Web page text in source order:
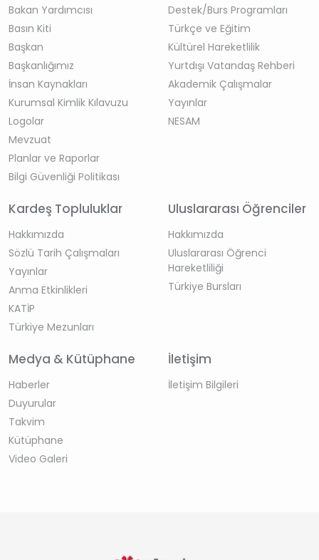
Bakan Yardımcısı
Basın Kiti
Başkan
Başkanlığımız
İnsan Kaynakları
Kurumsal Kimlik Kılavuzu
Logolar
Mevzuat
Planlar ve Raporlar
Bilgi Güvenliği Politikası
Destek/Burs Programları
Türkçe ve Eğitim
Kültürel Hareketlilik
Yurtdışı Vatandaş Rehberi
Akademik Çalışmalar
Yayınlar
NESAM
Kardeş Topluluklar
Hakkımızda
Sözlü Tarih Çalışmaları
Yayınlar
Anma Etkinlikleri
KATİP
Türkiye Mezunları
Uluslararası Öğrenciler
Hakkımızda
Uluslararası Öğrenci
Hareketliliği
Türkiye Bursları
Medya & Kütüphane
Haberler
Duyurular
Takvim
Kütüphane
Video Galeri
İletişim
İletişim Bilgileri